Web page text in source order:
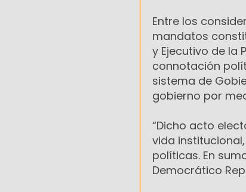
Entre los
mandatos
y Ejecutivo de la
connotación
sistema de
gobierno por
“Dicho acto
vida
políticas. En
Democrático